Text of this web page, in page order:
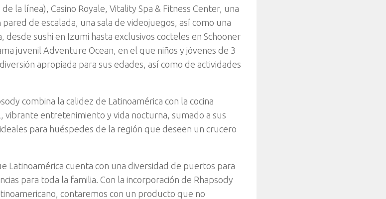
la línea), Casino Royale, Vitality Spa & Fitness Center, una
de escalada, una sala de videojuegos, así como una
sushi en Izumi hasta exclusivos cocteles en Schooner
juvenil Adventure Ocean, en el que niños y jóvenes de 3
apropiada para sus edades, así como de actividades
combina la calidez de Latinoamérica con la cocina
vibrante entretenimiento y vida nocturna, sumado a sus
para huéspedes de la región que deseen un crucero
Latinoamérica cuenta con una diversidad de puertos para
para toda la familia. Con la incorporación de Rhapsody
contaremos con un producto que no